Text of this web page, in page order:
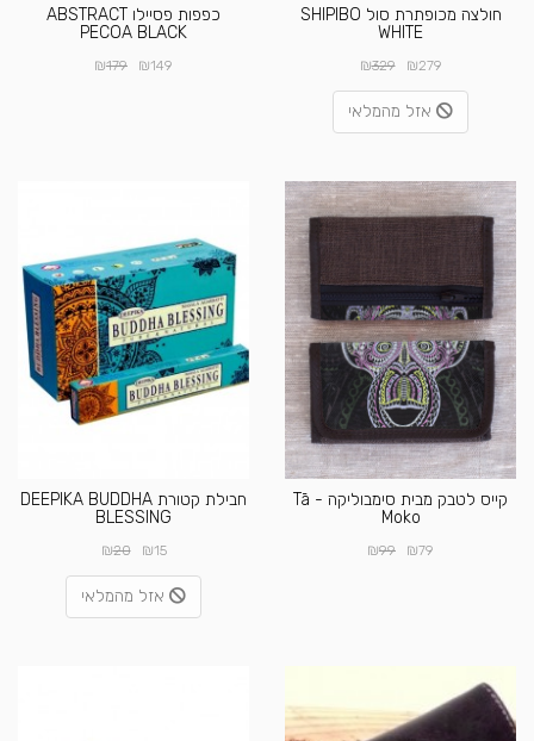
חולצה מכופתרת סול SHIPIBO
WHITE
₪279
₪329
אזל מהמלאי
כפפות פסיילו ABSTRACT
PECOA BLACK
₪149
₪179
קייס לטבק מבית סימבוליקה - Tā
Moko
₪79
₪99
חבילת קטורת DEEPIKA BUDDHA
BLESSING
₪15
₪20
אזל מהמלאי